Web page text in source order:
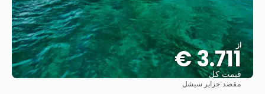
از
3.711 €
قیمت کل
مقصد:جزایر سیشل